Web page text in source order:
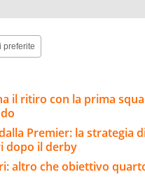
preferite
il ritiro con la prima
Premier: la strategia
dopo il derby
altro che obiettivo